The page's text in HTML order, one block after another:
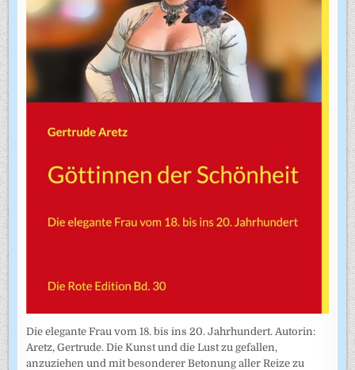
Die elegante Frau vom 18. bis ins 20. Jahrhundert. Autorin:
Aretz, Gertrude. Die Kunst und die Lust zu gefallen,
anzuziehen und mit besonderer Betonung aller Reize zu